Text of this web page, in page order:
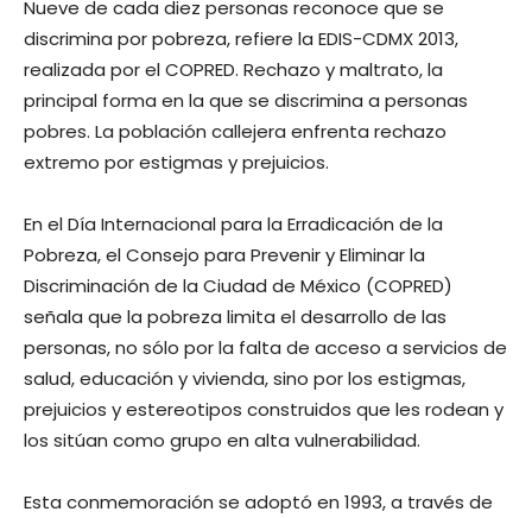
Nueve de cada diez personas reconoce que se
discrimina por pobreza, refiere la EDIS-CDMX 2013,
realizada por el COPRED. Rechazo y maltrato, la
principal forma en la que se discrimina a personas
pobres. La población callejera enfrenta rechazo
extremo por estigmas y prejuicios.
En el Día Internacional para la Erradicación de la
Pobreza, el Consejo para Prevenir y Eliminar la
Discriminación de la Ciudad de México (COPRED)
señala que la pobreza limita el desarrollo de las
personas, no sólo por la falta de acceso a servicios de
salud, educación y vivienda, sino por los estigmas,
prejuicios y estereotipos construidos que les rodean y
los sitúan como grupo en alta vulnerabilidad.
Esta conmemoración se adoptó en 1993, a través de